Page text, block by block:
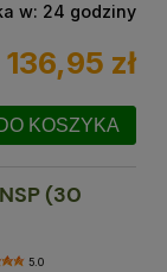
w: 24 godziny
136,95 zł
KOSZYKA
(30
5.0